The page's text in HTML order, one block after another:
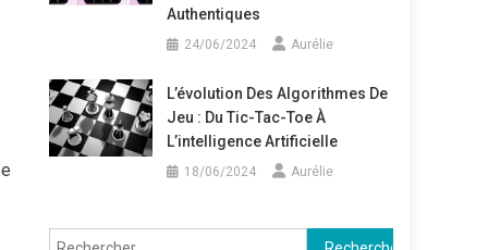
Authentiques
24/06/2024 Aurélie
L’évolution Des Algorithmes De
Jeu : Du Tic-Tac-Toe À
L’intelligence Artificielle
18/06/2024 Aurélie
Rechercher :